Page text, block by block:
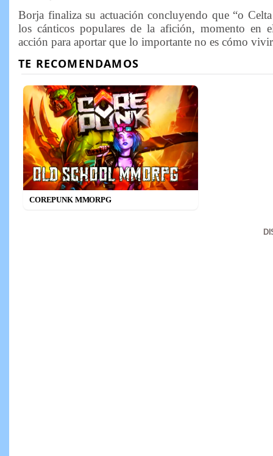
Borja finaliza su actuación concluyendo que “o
los cánticos populares de la afición, momento en
acción para aportar que lo importante no es cómo
COREPUNK MMORPG